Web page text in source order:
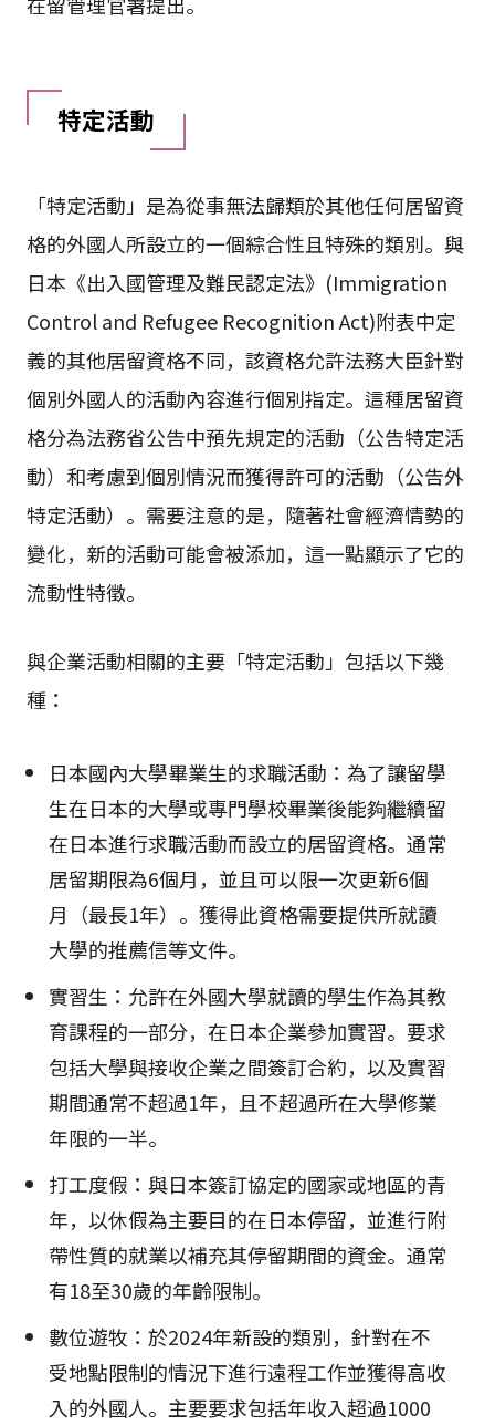
特定活動
「特定活動」是為從事無法歸類於其他任何居留資
格的外國人所設立的一個綜合性且特殊的類別。與
日本《出入國管理及難民認定法》(Immigration
Control and Refugee Recognition Act)附表中定
義的其他居留資格不同，該資格允許法務大臣針對
個別外國人的活動內容進行個別指定。這種居留資
格分為法務省公告中預先規定的活動（公告特定活
動）和考慮到個別情況而獲得許可的活動（公告外
特定活動）。需要注意的是，隨著社會經濟情勢的
變化，新的活動可能會被添加，這一點顯示了它的
流動性特徵。
與企業活動相關的主要「特定活動」包括以下幾
種：
日本國內大學畢業生的求職活動：為了讓留學
生在日本的大學或專門學校畢業後能夠繼續留
在日本進行求職活動而設立的居留資格。通常
居留期限為6個月，並且可以限一次更新6個
月（最長1年）。獲得此資格需要提供所就讀
大學的推薦信等文件。
實習生：允許在外國大學就讀的學生作為其教
育課程的一部分，在日本企業參加實習。要求
包括大學與接收企業之間簽訂合約，以及實習
期間通常不超過1年，且不超過所在大學修業
年限的一半。
打工度假：與日本簽訂協定的國家或地區的青
年，以休假為主要目的在日本停留，並進行附
帶性質的就業以補充其停留期間的資金。通常
有18至30歲的年齡限制。
數位遊牧：於2024年新設的類別，針對在不
受地點限制的情況下進行遠程工作並獲得高收
入的外國人。主要要求包括年收入超過1000